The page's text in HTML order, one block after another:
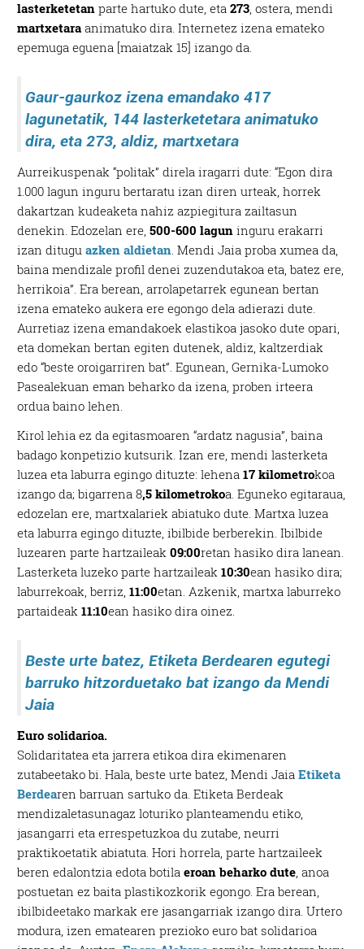
lasterketetan parte hartuko dute, eta273, ostera, mendi
martxetara animatuko dira. Internetez izena emateko
epemuga eguena [maiatzak 15] izango da.
Gaur-gaurkoz izena emandako 417
lagunetatik, 144 lasterketetara animatuko
dira, eta 273, aldiz, martxetara
Aurreikuspenak “politak” direla iragarri dute: “Egon dira
1.000 lagun inguru bertaratu izan diren urteak, horrek
dakartzan kudeaketa nahiz azpiegitura zailtasun
denekin. Edozelan ere,500-600 lagun inguru erakarri
izan dituguazken aldietan. Mendi Jaia proba xumea da,
baina mendizale profil denei zuzendutakoa eta, batez ere,
herrikoia”. Era berean, arrolapetarrek egunean bertan
izena emateko aukera ere egongo dela adierazi dute.
Aurretiaz izena emandakoek elastikoa jasoko dute opari,
eta domekan bertan egiten dutenek, aldiz, kaltzerdiak
edo “beste oroigarriren bat”. Egunean, Gernika-Lumoko
Pasealekuan eman beharko da izena, proben irteera
ordua baino lehen.
Kirol lehia ez da egitasmoaren “ardatz nagusia”, baina
badago konpetizio kutsurik. Izan ere, mendi lasterketa
luzea eta laburra egingo dituzte: lehena17 kilometrokoa
izango da; bigarrena 8,5 kilometrokoa. Eguneko egitaraua,
edozelan ere, martxalariek abiatuko dute. Martxa luzea
eta laburra egingo dituzte, ibilbide berberekin. Ibilbide
luzearen parte hartzaileak09:00retan hasiko dira lanean.
Lasterketa luzeko parte hartzaileak10:30ean hasiko dira;
laburrekoak, berriz,11:00etan. Azkenik, martxa laburreko
partaideak11:10ean hasiko dira oinez.
Beste urte batez, Etiketa Berdearen egutegi
barruko hitzorduetako bat izango da Mendi
Jaia
Euro solidarioa.
Solidaritatea eta jarrera etikoa dira ekimenaren
zutabeetako bi. Hala, beste urte batez, Mendi JaiaEtiketa
Berdearen barruan sartuko da. Etiketa Berdeak
mendizaletasunagaz loturiko planteamendu etiko,
jasangarri eta errespetuzkoa du zutabe, neurri
praktikoetatik abiatuta. Hori horrela, parte hartzaileek
beren edalontzia edota botilaeroan beharko dute, anoa
postuetan ez baita plastikozkorik egongo. Era berean,
ibilbideetako markak ere jasangarriak izango dira. Urtero
modura, izen ematearen prezioko euro bat solidarioa